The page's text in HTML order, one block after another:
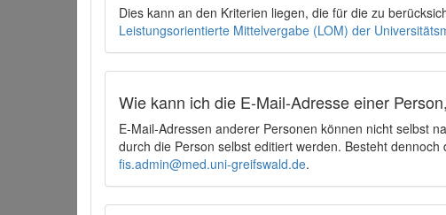
Dies kann an den Kriterien liegen, die für die zu
Leistungsorientierte Mittelvergabe (LOM) der
Wie kann ich die E-Mail-Adresse einer
E-Mail-Adressen anderer Personen können nicht selbst
durch die Person selbst editiert werden. Besteht
fis.admin@med.uni-greifswald.de.